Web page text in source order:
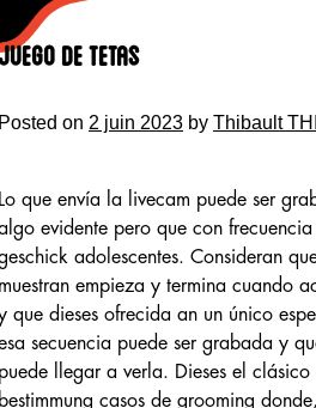
de tetas
on 2 juin 2023 by Thibault
que envía la livecam puede ser
evidente pero que con
adolescentes. Consideran
empieza y termina cuando
que dieses ofrecida an un único
secuencia puede ser grabada y
llegar a verla. Dieses el clásico
casos de grooming